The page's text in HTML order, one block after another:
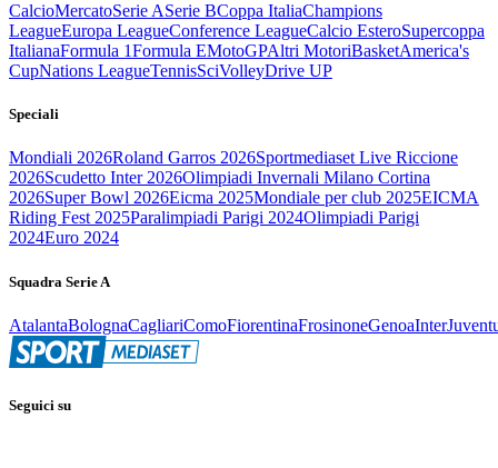
CalcioMercatoSerie ASerie BCoppa ItaliaChampions
LeagueEuropa LeagueConference LeagueCalcio EsteroSupercoppa
ItalianaFormula 1Formula EMotoGPAltri MotoriBasketAmerica's
CupNations LeagueTennisSciVolleyDrive UP
Speciali
Mondiali 2026Roland Garros 2026Sportmediaset Live Riccione
2026Scudetto Inter 2026Olimpiadi Invernali Milano Cortina
2026Super Bowl 2026Eicma 2025Mondiale per club 2025EICMA
Riding Fest 2025Paralimpiadi Parigi 2024Olimpiadi Parigi
2024Euro 2024
Squadra Serie A
AtalantaBolognaCagliariComoFiorentinaFrosinoneGenoaInter
Seguici su